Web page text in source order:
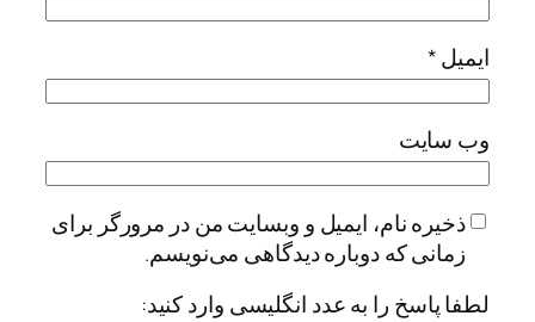
ایمیل*
وب‌ سایت
ذخیره نام، ایمیل و وبسایت من در مرورگر برای
زمانی که دوباره دیدگاهی می‌نویسم.
لطفا پاسخ را به عدد انگلیسی وارد کنید: